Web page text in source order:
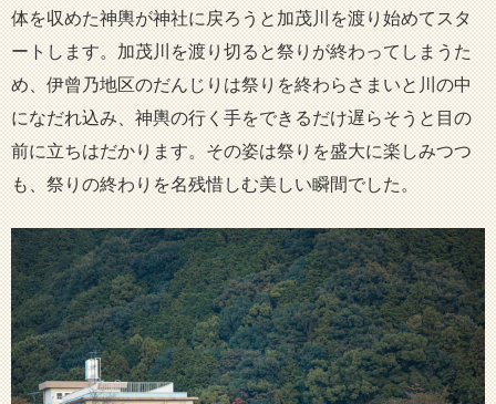
体を収めた神輿が神社に戻ろうと加茂川を渡り始めてスタ
ートします。加茂川を渡り切ると祭りが終わってしまうた
め、伊曾乃地区のだんじりは祭りを終わらさまいと川の中
になだれ込み、神輿の行く手をできるだけ遅らそうと目の
前に立ちはだかります。その姿は祭りを盛大に楽しみつつ
も、祭りの終わりを名残惜しむ美しい瞬間でした。